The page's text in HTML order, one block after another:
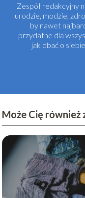
Zespół redakcyjny
urodzie, modzie,
by nawet
przydatne dla
jak dbać o
Może Cię